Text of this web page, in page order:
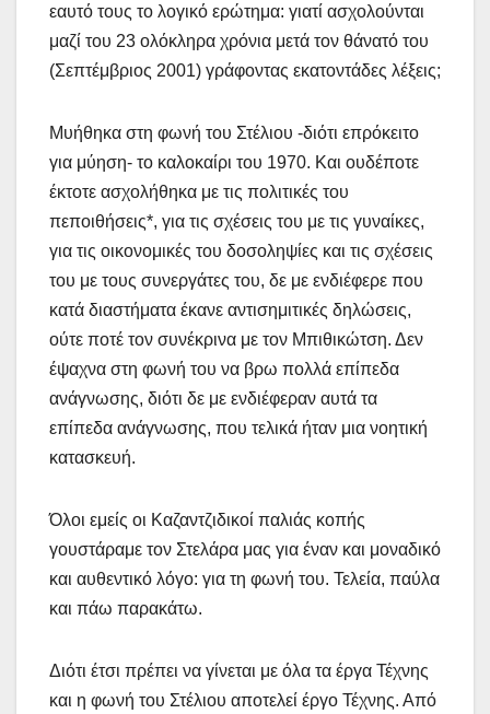
εαυτό τους το λογικό ερώτημα: γιατί ασχολούνται
μαζί του 23 ολόκληρα χρόνια μετά τον θάνατό του
(Σεπτέμβριος 2001) γράφοντας εκατοντάδες λέξεις;
Μυήθηκα στη φωνή του Στέλιου -διότι επρόκειτο
για μύηση- το καλοκαίρι του 1970. Και ουδέποτε
έκτοτε ασχολήθηκα με τις πολιτικές του
πεποιθήσεις*, για τις σχέσεις του με τις γυναίκες,
για τις οικονομικές του δοσοληψίες και τις σχέσεις
του με τους συνεργάτες του, δε με ενδιέφερε που
κατά διαστήματα έκανε αντισημιτικές δηλώσεις,
ούτε ποτέ τον συνέκρινα με τον Μπιθικώτση. Δεν
έψαχνα στη φωνή του να βρω πολλά επίπεδα
ανάγνωσης, διότι δε με ενδιέφεραν αυτά τα
επίπεδα ανάγνωσης, που τελικά ήταν μια νοητική
κατασκευή.
Όλοι εμείς οι Καζαντζιδικοί παλιάς κοπής
γουστάραμε τον Στελάρα μας για έναν και μοναδικό
και αυθεντικό λόγο: για τη φωνή του. Τελεία, παύλα
και πάω παρακάτω.
Διότι έτσι πρέπει να γίνεται με όλα τα έργα Τέχνης
και η φωνή του Στέλιου αποτελεί έργο Τέχνης. Από